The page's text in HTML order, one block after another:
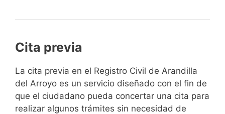
Cita previa
​​​​​​​​​​​​​​​​​​​​​​​​​​​​La cita previa en el Registro Civil de Arandilla
del Arroyo es un servicio diseñado con el fin de
que el ciudadano pueda concertar una cita para
realizar algunos trámites sin necesidad de